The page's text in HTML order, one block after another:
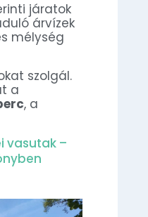
járatok
árvízek
mélység
szolgál.
a
, a